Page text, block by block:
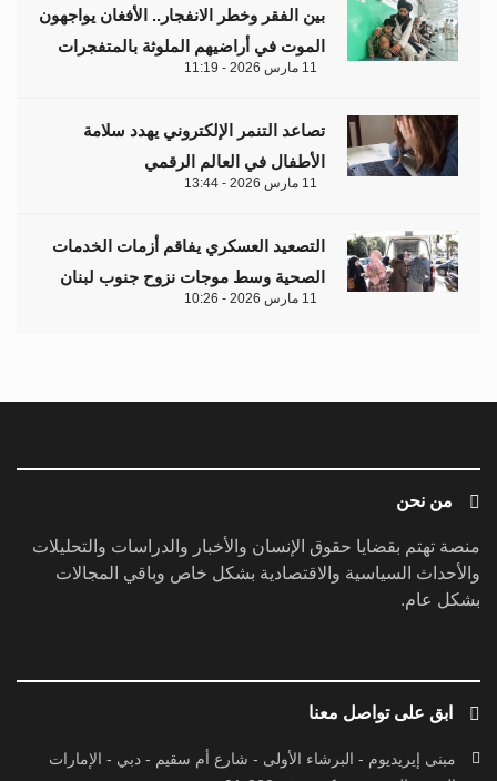
بين الفقر وخطر الانفجار.. الأفغان يواجهون
الموت في أراضيهم الملوثة بالمتفجرات
11 مارس 2026 - 11:19
تصاعد التنمر الإلكتروني يهدد سلامة
الأطفال في العالم الرقمي
11 مارس 2026 - 13:44
التصعيد العسكري يفاقم أزمات الخدمات
الصحية وسط موجات نزوح جنوب لبنان
11 مارس 2026 - 10:26
من نحن
منصة تهتم بقضايا حقوق الإنسان والأخبار والدراسات والتحليلات
والأحداث السياسية والاقتصادية بشكل خاص وباقي المجالات
بشكل عام.
ابق على تواصل معنا
مبنى إيريديوم - البرشاء الأولى - شارع أم سقيم - دبي - الإمارات